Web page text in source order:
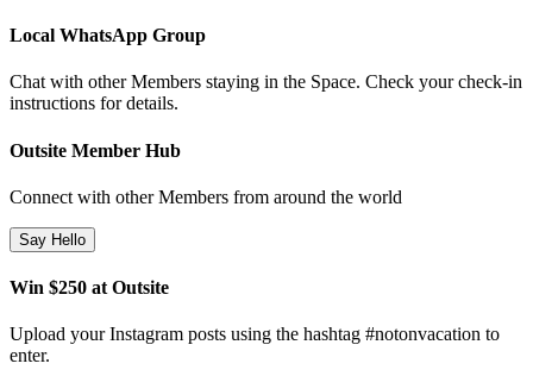
Local WhatsApp Group
Chat with other Members staying in the Space. Check your check-in
instructions for details.
Outsite Member Hub
Connect with other Members from around the world
Say Hello
Win $250 at Outsite
Upload your Instagram posts using the hashtag #notonvacation to
enter.